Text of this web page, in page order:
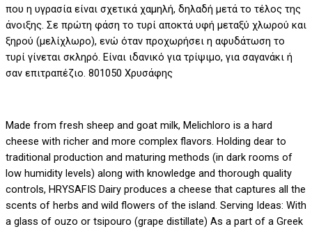
που η υγρασία είναι σχετικά χαμηλή, δηλαδή μετά το τέλος της
άνοιξης. Σε πρώτη φάση το τυρί αποκτά υφή μεταξύ χλωρού και
ξηρού (μελίχλωρο), ενώ όταν προχωρήσει η αφυδάτωση το
τυρί γίνεται σκληρό. Είναι ιδανικό για τρίψιμο, για σαγανάκι ή
σαν επιτραπέζιο. 801050 Χρυσάφης
Made from fresh sheep and goat milk, Melichloro is a hard
cheese with richer and more complex flavors. Holding dear to
traditional production and maturing methods (in dark rooms of
low humidity levels) along with knowledge and thorough quality
controls, HRYSAFIS Dairy produces a cheese that captures all the
scents of herbs and wild flowers of the island. Serving Ideas: With
a glass of ouzo or tsipouro (grape distillate) As a part of a Greek